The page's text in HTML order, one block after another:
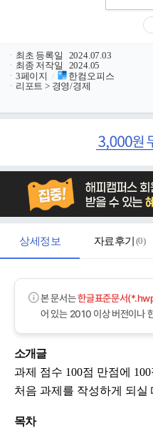
ㆍ 최초 등록일
2024.07.03
ㆍ 최종 저작일
2024.05
ㆍ 3페이지 /
한컴오피스
ㆍ 리포트 > 경영/경제
상세정보 자료후기 (0)
본 문서는한글표준문서
어 있는 2010 이상 버전이나
소개글
과제 점수 100점 만점에
처음 과제를 작성하게 되실
목차